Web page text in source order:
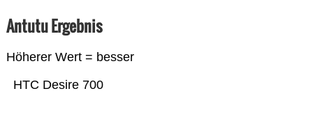
Antutu Ergebnis
Höherer Wert = besser
HTC Desire 700